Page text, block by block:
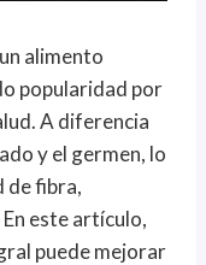
alimento
popularidad por
A diferencia
y el germen, lo
de fibra,
este artículo,
puede mejorar